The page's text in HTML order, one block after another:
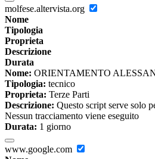
molfese.altervista.org
Nome
Tipologia
Proprieta
Descrizione
Durata
Nome: ORIENTAMENTO
Tipologia: tecnico
Proprieta: Terze Parti
Descrizione: Questo script serve solo
Nessun tracciamento viene eseguito
Durata: 1 giorno
www.google.com